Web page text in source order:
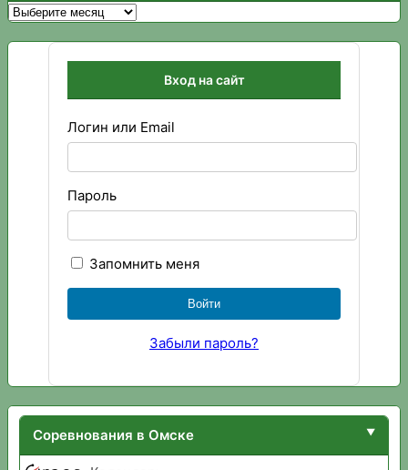
Архивы
Вход на сайт
Логин или Email
Пароль
Запомнить меня
Забыли пароль?
Соревнования в Омске